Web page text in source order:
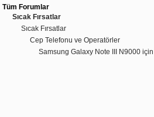
Tüm Forumlar
Sıcak Fırsatlar
Sıcak Fırsatlar
Cep Telefonu ve Operatörler
Samsung Galaxy Note III N9000 için